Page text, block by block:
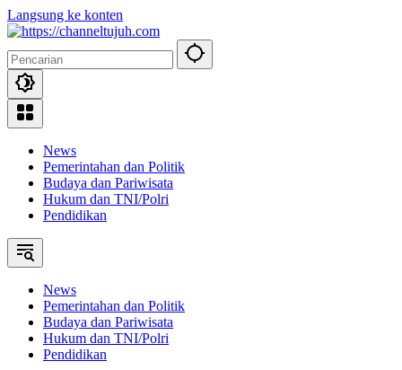
Langsung ke konten
News
Pemerintahan dan Politik
Budaya dan Pariwisata
Hukum dan TNI/Polri
Pendidikan
News
Pemerintahan dan Politik
Budaya dan Pariwisata
Hukum dan TNI/Polri
Pendidikan